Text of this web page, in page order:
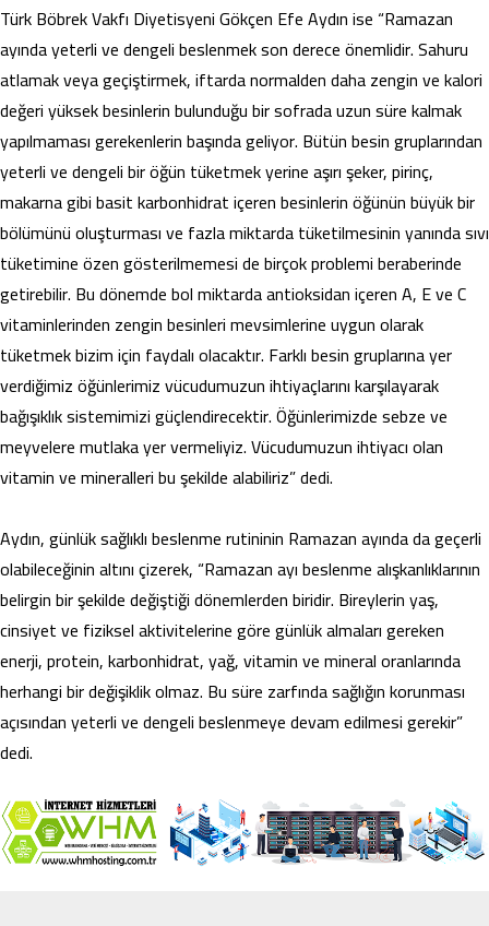
Türk Böbrek Vakfı Diyetisyeni Gökçen Efe Aydın ise “Ramazan
ayında yeterli ve dengeli beslenmek son derece önemlidir. Sahuru
atlamak veya geçiştirmek, iftarda normalden daha zengin ve kalori
değeri yüksek besinlerin bulunduğu bir sofrada uzun süre kalmak
yapılmaması gerekenlerin başında geliyor. Bütün besin gruplarından
yeterli ve dengeli bir öğün tüketmek yerine aşırı şeker, pirinç,
makarna gibi basit karbonhidrat içeren besinlerin öğünün büyük bir
bölümünü oluşturması ve fazla miktarda tüketilmesinin yanında sıvı
tüketimine özen gösterilmemesi de birçok problemi beraberinde
getirebilir. Bu dönemde bol miktarda antioksidan içeren A, E ve C
vitaminlerinden zengin besinleri mevsimlerine uygun olarak
tüketmek bizim için faydalı olacaktır. Farklı besin gruplarına yer
verdiğimiz öğünlerimiz vücudumuzun ihtiyaçlarını karşılayarak
bağışıklık sistemimizi güçlendirecektir. Öğünlerimizde sebze ve
meyvelere mutlaka yer vermeliyiz. Vücudumuzun ihtiyacı olan
vitamin ve mineralleri bu şekilde alabiliriz” dedi.
Aydın, günlük sağlıklı beslenme rutininin Ramazan ayında da geçerli
olabileceğinin altını çizerek, “Ramazan ayı beslenme alışkanlıklarının
belirgin bir şekilde değiştiği dönemlerden biridir. Bireylerin yaş,
cinsiyet ve fiziksel aktivitelerine göre günlük almaları gereken
enerji, protein, karbonhidrat, yağ, vitamin ve mineral oranlarında
herhangi bir değişiklik olmaz. Bu süre zarfında sağlığın korunması
açısından yeterli ve dengeli beslenmeye devam edilmesi gerekir”
dedi.